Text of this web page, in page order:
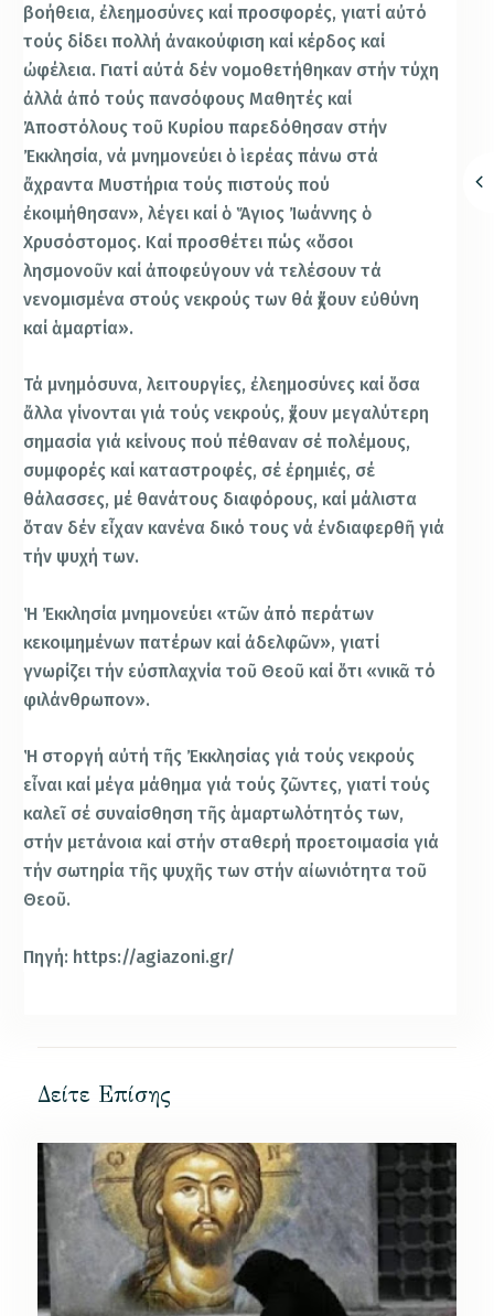
βοήθεια, ἐλεημοσύνες καί προσφορές, γιατί αὐτό
τούς δίδει πολλή ἀνακούφιση καί κέρδος καί
ὠφέλεια. Γιατί αὐτά δέν νομοθετήθηκαν στήν τύχη
ἀλλά ἀπό τούς πανσόφους Μαθητές καί
Ἀποστόλους τοῦ Κυρίου παρεδόθησαν στήν
Ἐκκλησία, νά μνημονεύει ὁ ἱερέας πάνω στά
ἄχραντα Μυστήρια τούς πιστούς πού
ἐκοιμήθησαν», λέγει καί ὁ Ἅγιος Ἰωάννης ὁ
Χρυσόστομος. Καί προσθέτει πώς «ὅσοι
λησμονοῦν καί ἀποφεύγουν νά τελέσουν τά
νενομισμένα στούς νεκρούς των θά ἔχουν εὐθύνη
καί ἁμαρτία».
Τά μνημόσυνα, λειτουργίες, ἐλεημοσύνες καί ὅσα
ἄλλα γίνονται γιά τούς νεκρούς, ἔχουν μεγαλύτερη
σημασία γιά κείνους πού πέθαναν σέ πολέμους,
συμφορές καί καταστροφές, σέ ἐρημιές, σέ
θάλασσες, μέ θανάτους διαφόρους, καί μάλιστα
ὅταν δέν εἶχαν κανένα δικό τους νά ἐνδιαφερθῆ γιά
τήν ψυχή των.
Ἡ Ἐκκλησία μνημονεύει «τῶν ἀπό περάτων
κεκοιμημένων πατέρων καί ἀδελφῶν», γιατί
γνωρίζει τήν εὐσπλαχνία τοῦ Θεοῦ καί ὅτι «νικᾶ τό
φιλάνθρωπον».
Ἡ στοργή αὐτή τῆς Ἐκκλησίας γιά τούς νεκρούς
εἶναι καί μέγα μάθημα γιά τούς ζῶντες, γιατί τούς
καλεῖ σέ συναίσθηση τῆς ἁμαρτωλότητός των,
στήν μετάνοια καί στήν σταθερή προετοιμασία γιά
τήν σωτηρία τῆς ψυχῆς των στήν αἰωνιότητα τοῦ
Θεοῦ.
Πηγή: https://agiazoni.gr/
Δείτε Επίσης